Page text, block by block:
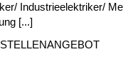
Industrieelektriker/
[...]